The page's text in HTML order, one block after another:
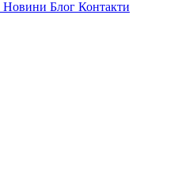
Новини Блог Контакти